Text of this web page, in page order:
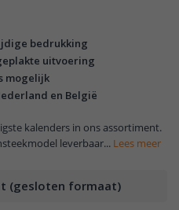
kalenders in ons assortiment.
leverbaar... Lees meer
bedrukking
uitvoering
mogelijk
en België
(gesloten formaat)